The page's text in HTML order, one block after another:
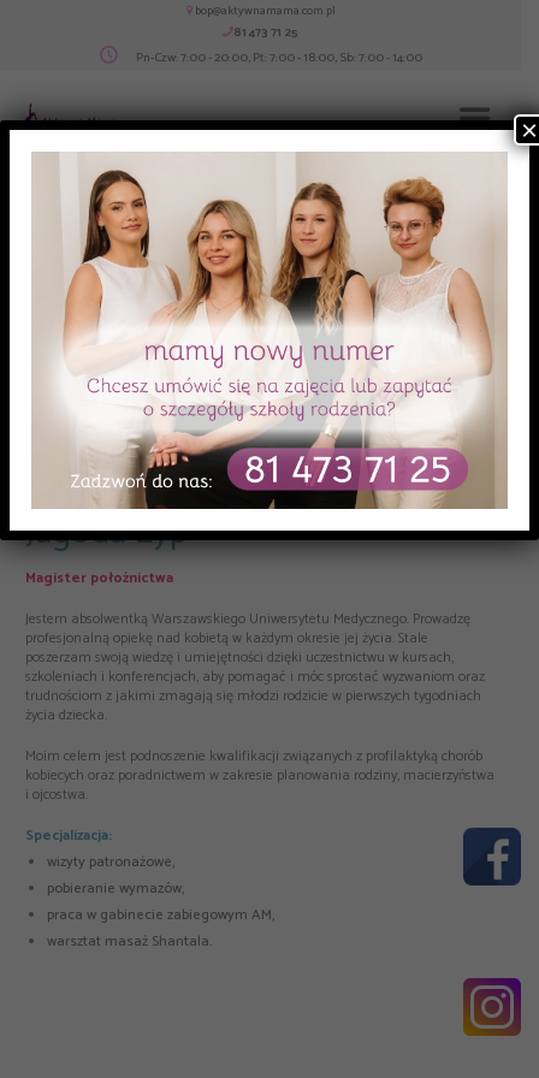
bop@aktywnamama.com.pl
81 473 71 25
Pn-Czw: 7:00 - 20:00, Pt: 7:00 - 18:00, Sb: 7:00 - 14:00
Zespół Jagoda Łyp
Jagoda Łyp
Magister położnictwa
Jestem absolwentką Warszawskiego Uniwersytetu Medycznego. Prowadzę
profesjonalną opiekę nad kobietą w każdym okresie jej życia. Stale
poszerzam swoją wiedzę i umiejętności dzięki uczestnictwu w kursach,
szkoleniach i konferencjach, aby pomagać i móc sprostać wyzwaniom oraz
trudnościom z jakimi zmagają się młodzi rodzicie w pierwszych tygodniach
życia dziecka.
Moim celem jest podnoszenie kwalifikacji związanych z profilaktyką chorób
kobiecych oraz poradnictwem w zakresie planowania rodziny, macierzyństwa
i ojcostwa.
Specjalizacja:
wizyty patronażowe,
pobieranie wymazów,
praca w gabinecie zabiegowym AM,
warsztat masaż Shantala.
×